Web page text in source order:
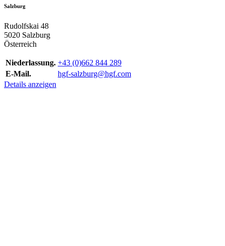
Salzburg
Rudolfskai 48
5020 Salzburg
Österreich
Niederlassung. +43 (0)662 844 289
E-Mail.
hgf-salzburg@hgf.com
Details anzeigen